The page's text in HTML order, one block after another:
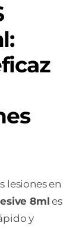
lesiones en
8ml es
y